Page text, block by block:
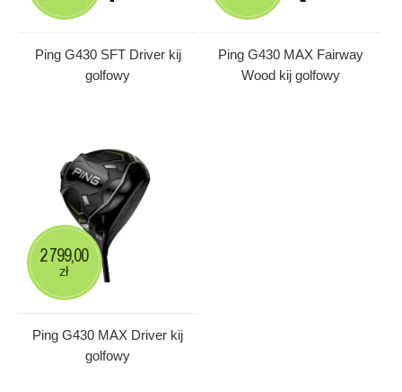
Ping G430 SFT Driver kij
golfowy
Ping G430 MAX Fairway
Wood kij golfowy
Ping G430 MAX Driver kij
golfowy
2 799,00
zł